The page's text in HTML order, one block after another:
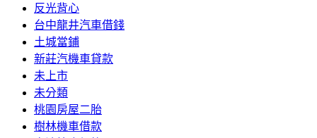
反光背心
台中龍井汽車借錢
土城當鋪
新莊汽機車貸款
未上市
未分類
桃園房屋二胎
樹林機車借款